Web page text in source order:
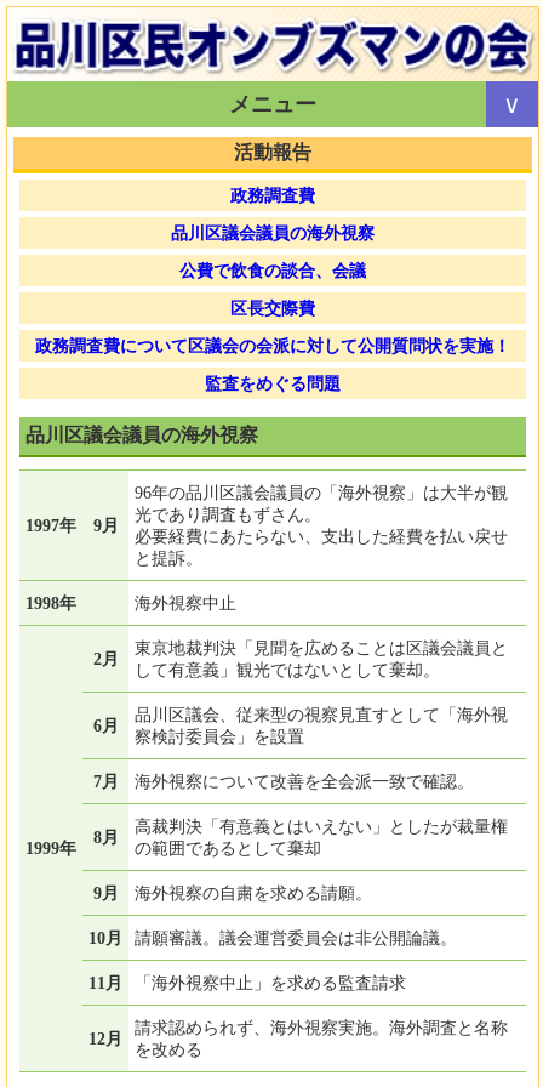
メニュー
活動報告
政務調査費
品川区議会議員の海外視察
公費で飲食の談合、会議
区長交際費
政務調査費について区議会の会派に対して公開質問状を実施！
監査をめぐる問題
品川区議会議員の海外視察
1997年 9月
96年の品川区議会議員の「海外視察」は大半が観
光であり調査もずさん。
必要経費にあたらない、支出した経費を払い戻せ
と提訴。
1998年 海外視察中止
1999年
2月
東京地裁判決「見聞を広めることは区議会議員と
して有意義」観光ではないとして棄却。
6月
品川区議会、従来型の視察見直すとして「海外視
察検討委員会」を設置
7月 海外視察について改善を全会派一致で確認。
8月
高裁判決「有意義とはいえない」としたが裁量権
の範囲であるとして棄却
9月 海外視察の自粛を求める請願。
10月 請願審議。議会運営委員会は非公開論議。
11月 「海外視察中止」を求める監査請求
12月
請求認められず、海外視察実施。海外調査と名称
を改める